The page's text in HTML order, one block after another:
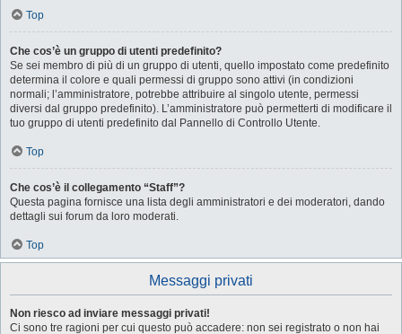
Top
Che cos’è un gruppo di utenti predefinito?
Se sei membro di più di un gruppo di utenti, quello impostato come predefinito
determina il colore e quali permessi di gruppo sono attivi (in condizioni
normali; l’amministratore, potrebbe attribuire al singolo utente, permessi
diversi dal gruppo predefinito). L’amministratore può permetterti di modificare il
tuo gruppo di utenti predefinito dal Pannello di Controllo Utente.
Top
Che cos’è il collegamento “Staff”?
Questa pagina fornisce una lista degli amministratori e dei moderatori, dando
dettagli sui forum da loro moderati.
Top
Messaggi privati
Non riesco ad inviare messaggi privati!
Ci sono tre ragioni per cui questo può accadere: non sei registrato o non hai